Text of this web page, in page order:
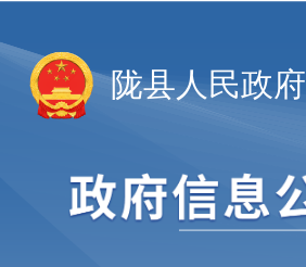
陇县人民政府